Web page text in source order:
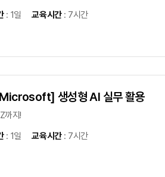
: 1일교육시간: 7시간
생성형 AI 실무 활용
까지!
: 1일교육시간: 7시간